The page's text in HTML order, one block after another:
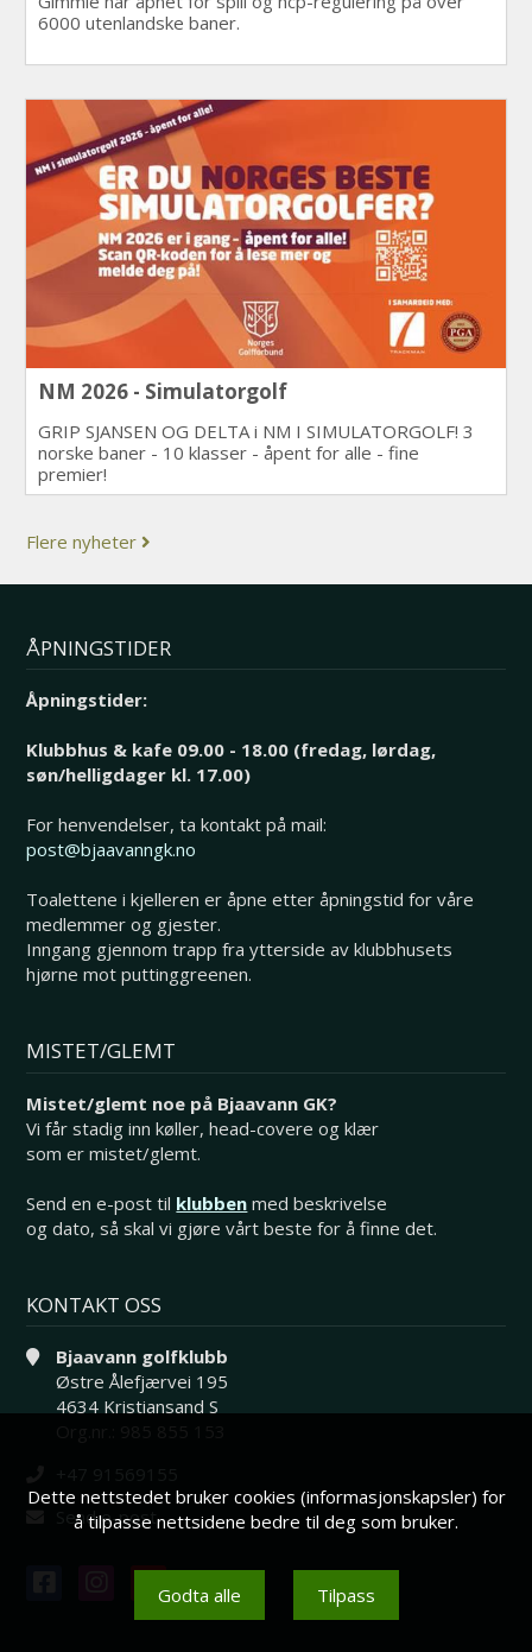
6000 utenlandske baner.
NM 2026 - Simulatorgolf
GRIP SJANSEN OG DELTA i NM I SIMULATORGOLF! 3
norske baner - 10 klasser - åpent for alle - fine
premier!
Flere nyheter
ÅPNINGSTIDER
Åpningstider:
Klubbhus & kafe 09.00 - 18.00 (fredag, lørdag,
søn/helligdager kl. 17.00)
For henvendelser, ta kontakt på mail:
post@bjaavanngk.no
Toalettene i kjelleren er åpne etter åpningstid for våre
medlemmer og gjester.
Inngang gjennom trapp fra ytterside av klubbhusets
hjørne mot puttinggreenen.
MISTET/GLEMT
Mistet/glemt noe på Bjaavann GK?
Vi får stadig inn køller, head-covere og klær
som er mistet/glemt.
Send en e-post til klubben med beskrivelse
og dato, så skal vi gjøre vårt beste for å finne det.
KONTAKT OSS
Bjaavann golfklubb
Østre Ålefjærvei 195
4634 Kristiansand S
Send e-post
Dette nettstedet bruker cookies (informasjonskapsler) for
å tilpasse nettsidene bedre til deg som bruker.
Godta alle Tilpass